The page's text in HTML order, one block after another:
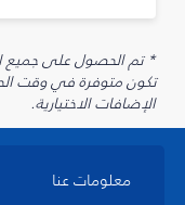
تكون متوفرة في وقت
الإضافات الاختيارية.
معلومات عنا